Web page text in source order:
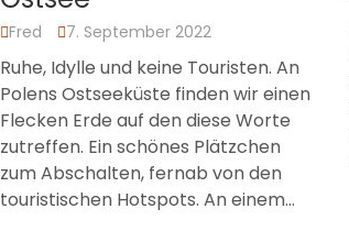
Fred 7. September 2022
Ruhe, Idylle und keine Touristen. An
Polens Ostseeküste finden wir einen
Flecken Erde auf den diese Worte
zutreffen. Ein schönes Plätzchen
zum Abschalten, fernab von den
touristischen Hotspots. An einem…